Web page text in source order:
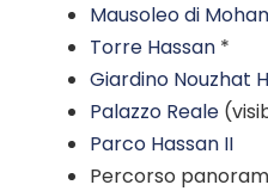
Mausoleo di
Torre Hassan *
Giardino Nouzhat
Palazzo Reale
Parco Hassan II
Percorso